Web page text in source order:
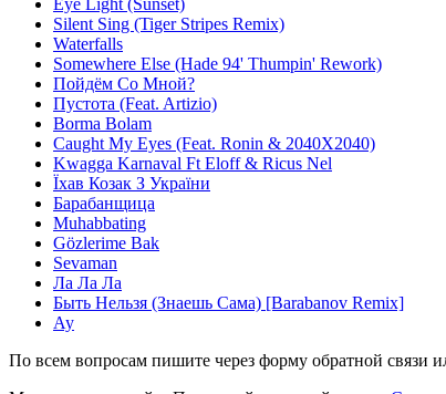
Eye Light (Sunset)
Silent Sing (Tiger Stripes Remix)
Waterfalls
Somewhere Else (Hade 94' Thumpin' Rework)
Пойдём Со Мной?
Пустота (Feat. Artizio)
Borma Bolam
Caught My Eyes (Feat. Ronin & 2040X2040)
Kwagga Karnaval Ft Eloff & Ricus Nel
Їхав Козак З України
Барабанщица
Muhabbating
Gözlerime Bak
Sevaman
Ла Ла Ла
Быть Нельзя (Знаешь Сама) [Barabanov Remix]
Ау
По всем вопросам пишите через форму обратной связи